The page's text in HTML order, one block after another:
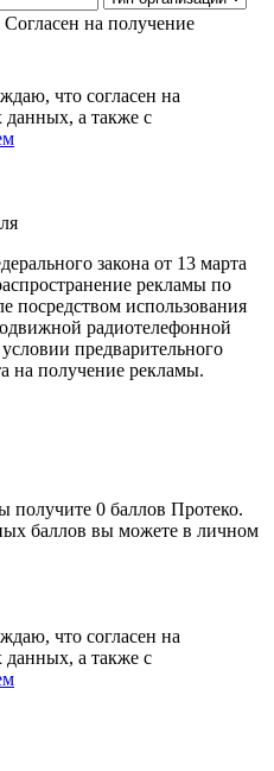
Согласен на получение
что согласен на
данных, а также с
закона от 13 марта
рекламы по
посредством использования
радиотелефонной
предварительного
на получение рекламы.
получите 0 баллов Протеко.
баллов вы можете в личном
что согласен на
данных, а также с